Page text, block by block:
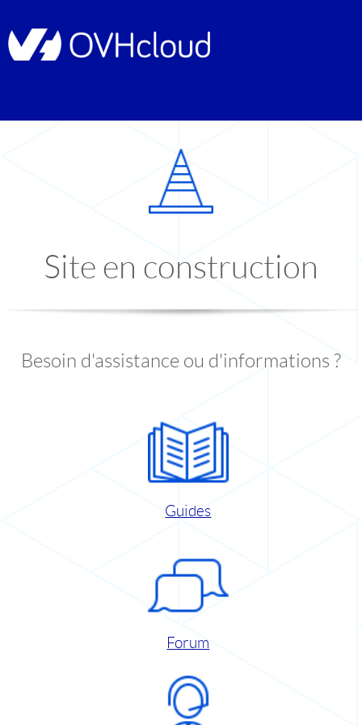
Site en construction
Besoin d'assistance ou d'informations ?
Guides
Forum